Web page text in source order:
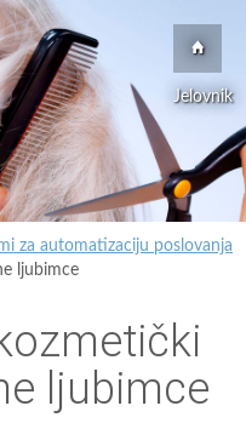
Jelovnik
za automatizaciju poslovanja
ljubimce
ljubimce